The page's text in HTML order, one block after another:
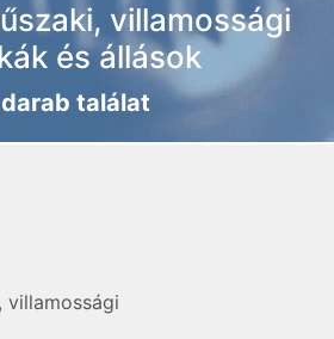
villamossági
és állások
darab találat
villamossági